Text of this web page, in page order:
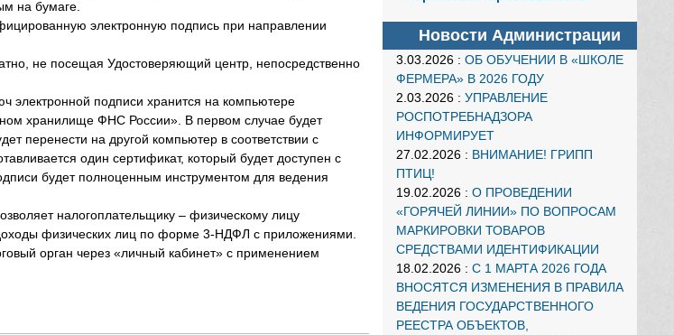
на бумаге.
электронную подпись при направлении
не посещая Удостоверяющий центр, непосредственно
электронной подписи хранится на компьютере
хранилище ФНС России». В первом случае будет
перенести на другой компьютер в соответствии с
один сертификат, который будет доступен с
будет полноценным инструментом для ведения
налогоплательщику – физическому лицу
физических лиц по форме 3-НДФЛ с приложениями.
орган через «личный кабинет» с применением
Новости Администрации
3.03.2026 : ОБ ОБУЧЕНИИ В «ШКОЛЕ
ФЕРМЕРА» В 2026 ГОДУ
2.03.2026 : УПРАВЛЕНИЕ
РОСПОТРЕБНАДЗОРА
ИНФОРМИРУЕТ
27.02.2026 : ВНИМАНИЕ! ГРИПП
ПТИЦ!
19.02.2026 : О ПРОВЕДЕНИИ
«ГОРЯЧЕЙ ЛИНИИ» ПО ВОПРОСАМ
МАРКИРОВКИ ТОВАРОВ
СРЕДСТВАМИ ИДЕНТИФИКАЦИИ
18.02.2026 : С 1 МАРТА 2026 ГОДА
ВНОСЯТСЯ ИЗМЕНЕНИЯ В ПРАВИЛА
ВЕДЕНИЯ ГОСУДАРСТВЕННОГО
РЕЕСТРА ОБЪЕКТОВ,